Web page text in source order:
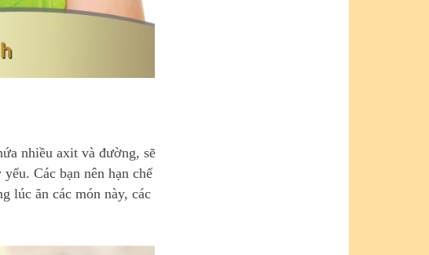
nhiều axit và đường, sẽ
Các bạn nên hạn chế
lúc ăn các món này, các